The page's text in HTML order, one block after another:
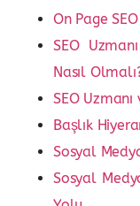
On Page
SEO
Nasıl
SEO
Başlık
Sosyal
Sosyal